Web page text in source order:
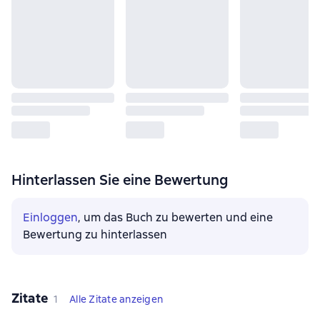
Hinterlassen Sie eine Bewertung
Einloggen, um das Buch zu bewerten und eine
Bewertung zu hinterlassen
Zitate 1 Alle Zitate anzeigen